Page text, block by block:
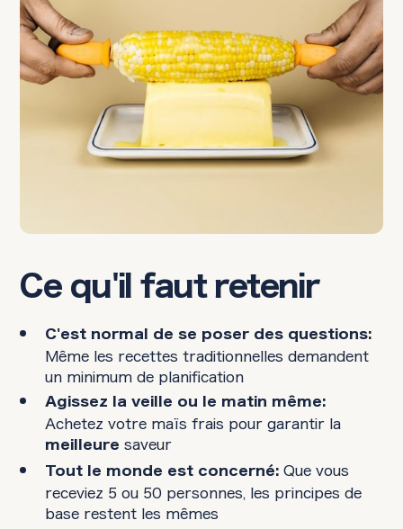
Ce qu'il faut retenir
C'est normal de se poser des questions:
Même les recettes traditionnelles demandent
un minimum de planification
Agissez la veille ou le matin même:
Achetez votre maïs frais pour garantir la
meilleure saveur
Tout le monde est concerné:Que vous
receviez 5 ou 50 personnes, les principes de
base restent les mêmes